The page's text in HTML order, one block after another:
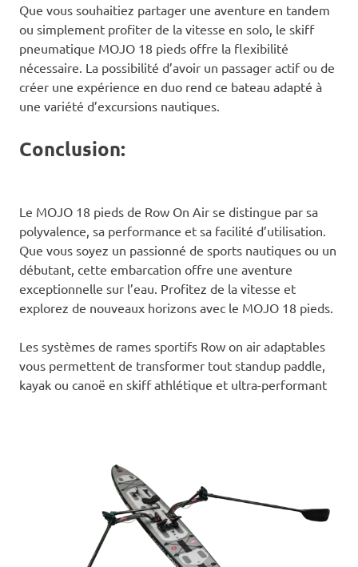
Que vous souhaitiez partager une aventure en tandem
ou simplement profiter de la vitesse en solo, le skiff
pneumatique MOJO 18 pieds offre la flexibilité
nécessaire. La possibilité d’avoir un passager actif ou de
créer une expérience en duo rend ce bateau adapté à
une variété d’excursions nautiques.
Conclusion:
Le MOJO 18 pieds de Row On Air se distingue par sa
polyvalence, sa performance et sa facilité d’utilisation.
Que vous soyez un passionné de sports nautiques ou un
débutant, cette embarcation offre une aventure
exceptionnelle sur l’eau. Profitez de la vitesse et
explorez de nouveaux horizons avec le MOJO 18 pieds.
Les systèmes de rames sportifs Row on air adaptables
vous permettent de transformer tout standup paddle,
kayak ou canoë en skiff athlétique et ultra-performant